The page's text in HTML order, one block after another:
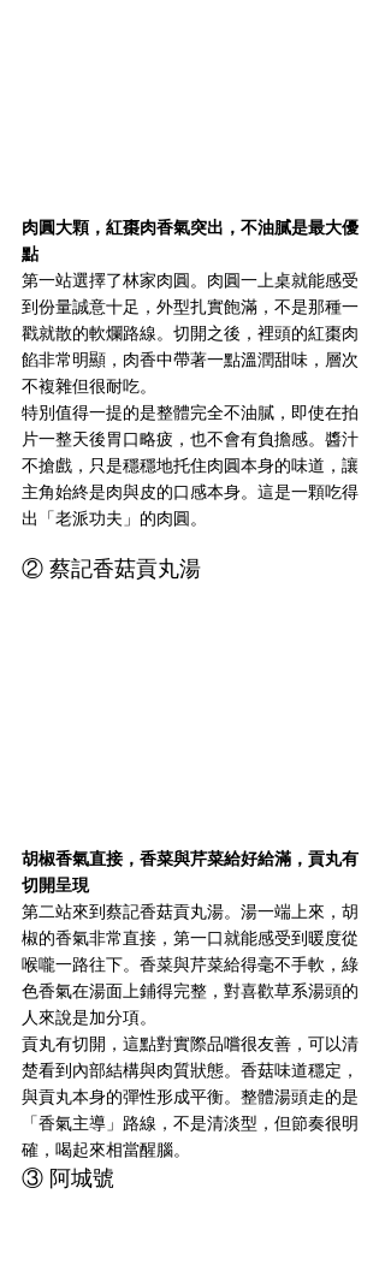
肉圓大顆，紅棗肉香氣突出，不油膩是最大優
點
第一站選擇了林家肉圓。肉圓一上桌就能感受
到份量誠意十足，外型扎實飽滿，不是那種一
戳就散的軟爛路線。切開之後，裡頭的紅棗肉
餡非常明顯，肉香中帶著一點溫潤甜味，層次
不複雜但很耐吃。
特別值得一提的是整體完全不油膩，即使在拍
片一整天後胃口略疲，也不會有負擔感。醬汁
不搶戲，只是穩穩地托住肉圓本身的味道，讓
主角始終是肉與皮的口感本身。這是一顆吃得
出「老派功夫」的肉圓。
② 蔡記香菇貢丸湯
胡椒香氣直接，香菜與芹菜給好給滿，貢丸有
切開呈現
第二站來到蔡記香菇貢丸湯。湯一端上來，胡
椒的香氣非常直接，第一口就能感受到暖度從
喉嚨一路往下。香菜與芹菜給得毫不手軟，綠
色香氣在湯面上鋪得完整，對喜歡草系湯頭的
人來說是加分項。
貢丸有切開，這點對實際品嚐很友善，可以清
楚看到內部結構與肉質狀態。香菇味道穩定，
與貢丸本身的彈性形成平衡。整體湯頭走的是
「香氣主導」路線，不是清淡型，但節奏很明
確，喝起來相當醒腦。
③ 阿城號